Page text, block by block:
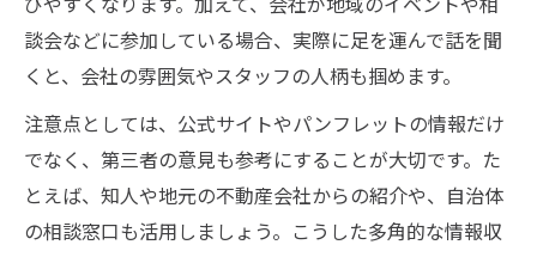
談会などに参加している場合、実際に足を運んで話を聞
くと、会社の雰囲気やスタッフの人柄も掴めます。
注意点としては、公式サイトやパンフレットの情報だけ
でなく、第三者の意見も参考にすることが大切です。た
とえば、知人や地元の不動産会社からの紹介や、自治体
の相談窓口も活用しましょう。こうした多角的な情報収